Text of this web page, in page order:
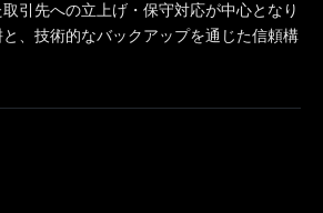
引先への立上げ・保守対応が中心となり
、技術的なバックアップを通じた信頼構